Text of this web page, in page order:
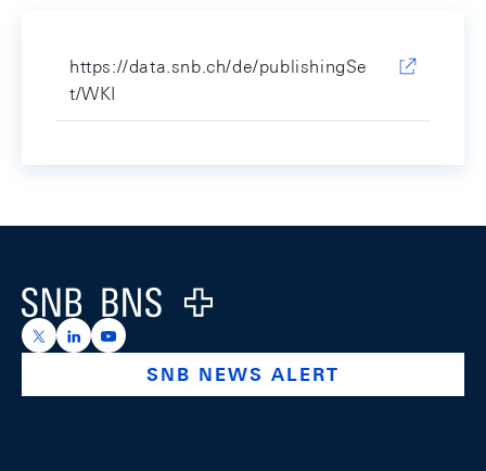
https://data.snb.ch/de/publishingSe
t/WKI
Logo
https://x.com/snb_bns
https://ch.linkedin.com/company/swiss-national-
https://www.youtube.com/@swissnationalbank
SNB NEWS ALERT